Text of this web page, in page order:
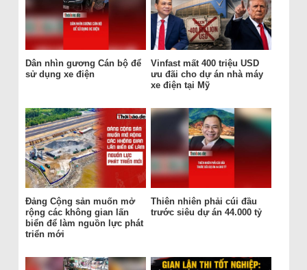
Dân nhìn gương Cán bộ để
sử dụng xe điện
Vinfast mất 400 triệu USD
ưu đãi cho dự án nhà máy
xe điện tại Mỹ
Đảng Cộng sản muốn mở
rộng các không gian lấn
biển để làm nguồn lực phát
triển mới
Thiên nhiên phải cúi đầu
trước siêu dự án 44.000 tỷ